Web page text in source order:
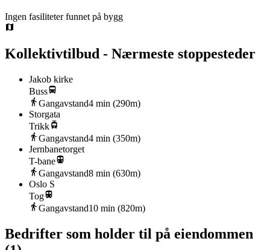
Ingen fasiliteter funnet på bygg
Kollektivtilbud - Nærmeste stoppesteder
Jakob kirke
Buss
Gangavstand4 min (290m)
Storgata
Trikk
Gangavstand4 min (350m)
Jernbanetorget
T-bane
Gangavstand8 min (630m)
Oslo S
Tog
Gangavstand10 min (820m)
Bedrifter som holder til på eiendommen